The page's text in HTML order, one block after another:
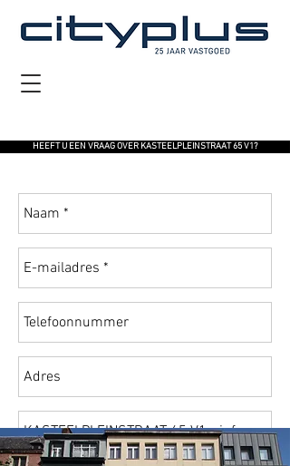
HEEFT U EEN VRAAG OVER KASTEELPLEINSTRAAT 65 V1?